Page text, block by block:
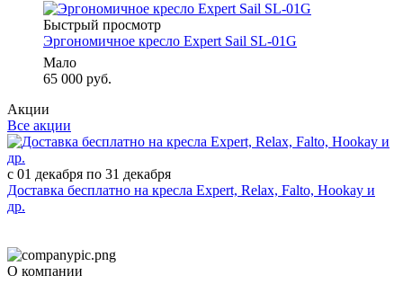
Быстрый просмотр
Эргономичное кресло Expert Sail SL-01G
Мало
65 000 руб.
Акции
Все акции
с 01 декабря по 31 декабря
Доставка бесплатно на кресла Expert, Relax, Falto, Hookay и
др.
О компании